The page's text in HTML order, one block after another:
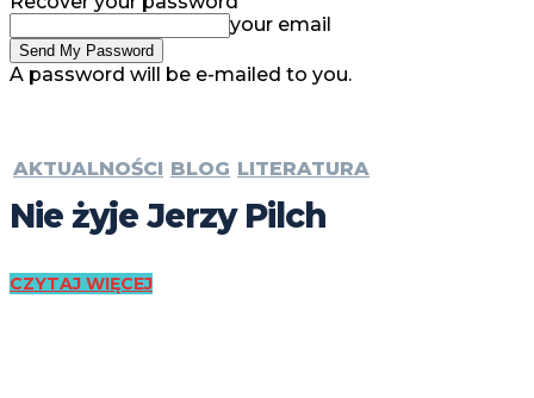
your email
A password will be e-mailed to you.
AKTUALNOŚCI BLOG LITERATURA
Nie żyje Jerzy Pilch
CZYTAJ WIĘCEJ